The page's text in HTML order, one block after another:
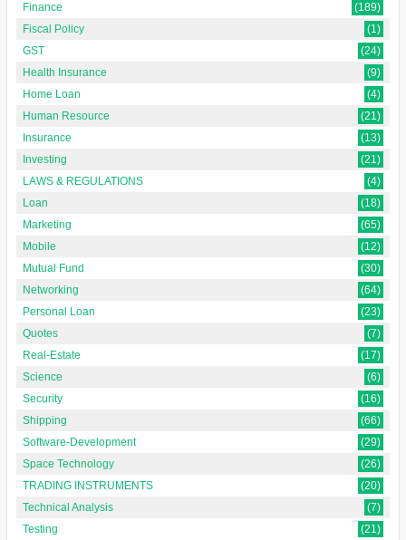
Finance
(189)
Fiscal Policy
(1)
GST
(24)
Health Insurance
(9)
Home Loan
(4)
Human Resource
(21)
Insurance
(13)
Investing
(21)
LAWS & REGULATIONS
(4)
Loan
(18)
Marketing
(65)
Mobile
(12)
Mutual Fund
(30)
Networking
(64)
Personal Loan
(23)
Quotes
(7)
Real-Estate
(17)
Science
(6)
Security
(16)
Shipping
(66)
Software-Development
(29)
Space Technology
(26)
TRADING INSTRUMENTS
(20)
Technical Analysis
(7)
Testing
(21)